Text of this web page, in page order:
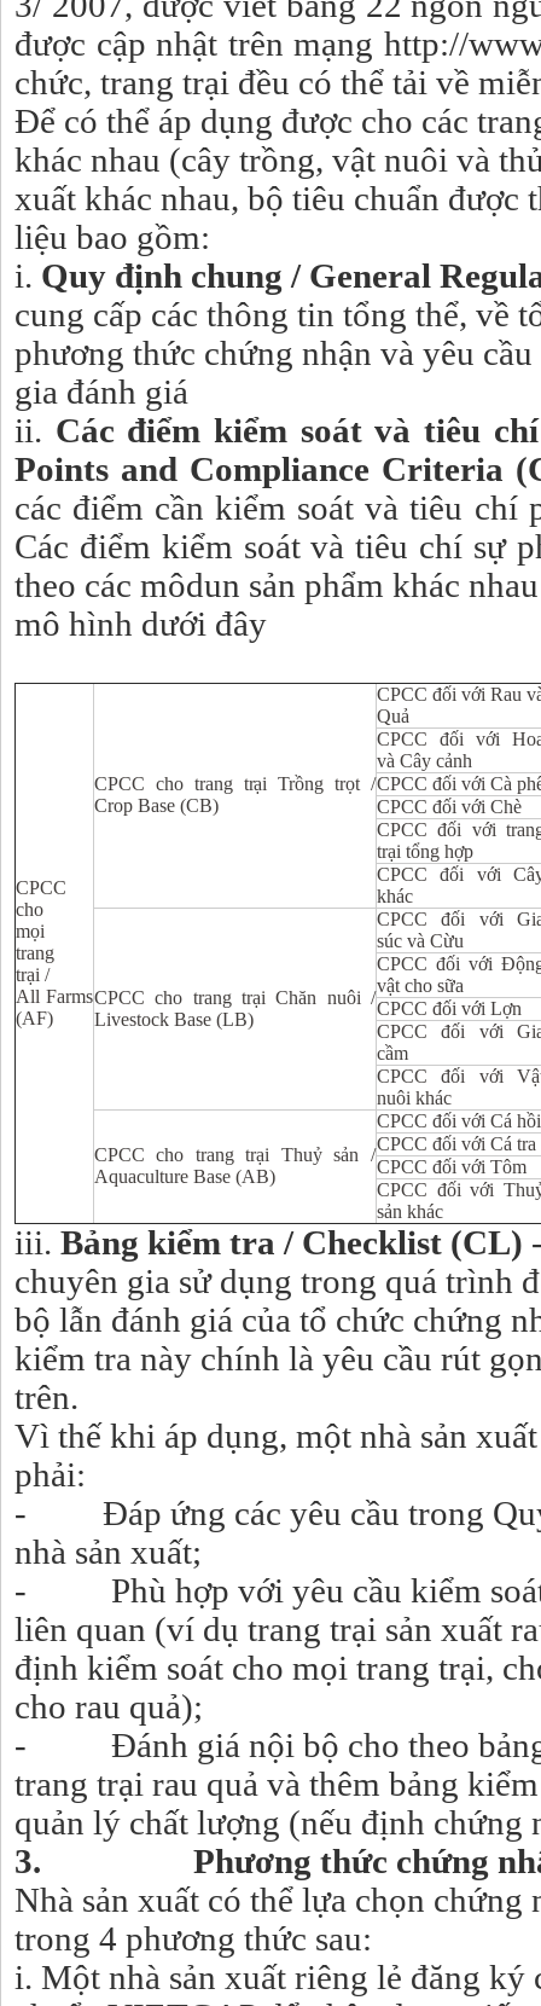
được cập nhật trên mạng http://
chức, trang trại đều có thể tải về
Để có thể áp dụng được cho các
khác nhau (cây trồng, vật nuôi và
xuất khác nhau, bộ tiêu chuẩn được
liệu bao gồm:
i. Quy định chung / General
cung cấp các thông tin tổng thể, về
phương thức chứng nhận và yêu
gia đánh giá
ii. Các điểm kiểm soát và tiêu
Points and Compliance Criteria
các điểm cần kiểm soát và tiêu chí
Các điểm kiểm soát và tiêu chí sự
theo các môdun sản phẩm khác
mô hình dưới đây
CPCC
cho
mọi
trang
trại /
All Farms
(AF)
CPCC cho trang trại Trồng trọt /
Crop Base (CB)
CPCC đối với Rau
Quả
CPCC đối với
và Cây cảnh
CPCC đối với Cà
CPCC đối với Chè
CPCC đối với
trại tổng hợp
CPCC đối với
khác
CPCC cho trang trại Chăn nuôi /
Livestock Base (LB)
CPCC đối với
súc và Cừu
CPCC đối với
vật cho sữa
CPCC đối với Lợn
CPCC đối với
cầm
CPCC đối với
nuôi khác
CPCC cho trang trại Thuỷ sản /
Aquaculture Base (AB)
CPCC đối với Cá hồi
CPCC đối với Cá tra
CPCC đối với Tôm
CPCC đối với
sản khác
iii. Bảng kiểm tra / Checklist (CL)
chuyên gia sử dụng trong quá trình
bộ lẫn đánh giá của tổ chức chứng
kiểm tra này chính là yêu cầu rút
trên.
Vì thế khi áp dụng, một nhà sản xuất
phải:
- Đáp ứng các yêu cầu trong
nhà sản xuất;
- Phù hợp với yêu cầu kiểm soát
liên quan (ví dụ trang trại sản xuất
định kiểm soát cho mọi trang trại,
cho rau quả);
- Đánh giá nội bộ cho theo bảng
trang trại rau quả và thêm bảng
quản lý chất lượng (nếu định chứng
3. Phương thức chứng
Nhà sản xuất có thể lựa chọn chứng
trong 4 phương thức sau:
i. Một nhà sản xuất riêng lẻ đăng ký